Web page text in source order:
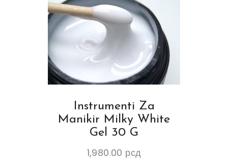
Instrumenti Za
Manikir Milky White
Gel 30 G
1,980.00 рсд